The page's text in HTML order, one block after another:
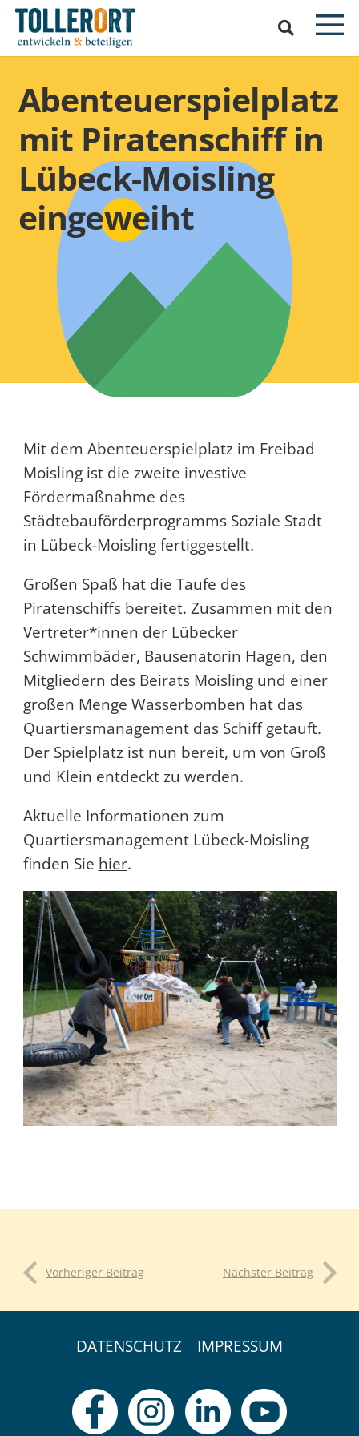
Abenteuerspielplatz
mit Piratenschiff in
Lübeck-Moisling
eingeweiht
Mit dem Abenteuerspielplatz im Freibad
Moisling ist die zweite investive
Fördermaßnahme des
Städtebauförderprogramms Soziale Stadt
in Lübeck-Moisling fertiggestellt.
Großen Spaß hat die Taufe des
Piratenschiffs bereitet. Zusammen mit den
Vertreter*innen der Lübecker
Schwimmbäder, Bausenatorin Hagen, den
Mitgliedern des Beirats Moisling und einer
großen Menge Wasserbomben hat das
Quartiersmanagement das Schiff getauft.
Der Spielplatz ist nun bereit, um von Groß
und Klein entdeckt zu werden.
Aktuelle Informationen zum
Quartiersmanagement Lübeck-Moisling
finden Sie hier.
Vorheriger Beitrag Nächster Beitrag
DATENSCHUTZ IMPRESSUM